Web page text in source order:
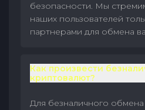
безопасности. Мы
наших пользователей
партнерами для обмена
Как произвести
криптовалют?
Для безналичного